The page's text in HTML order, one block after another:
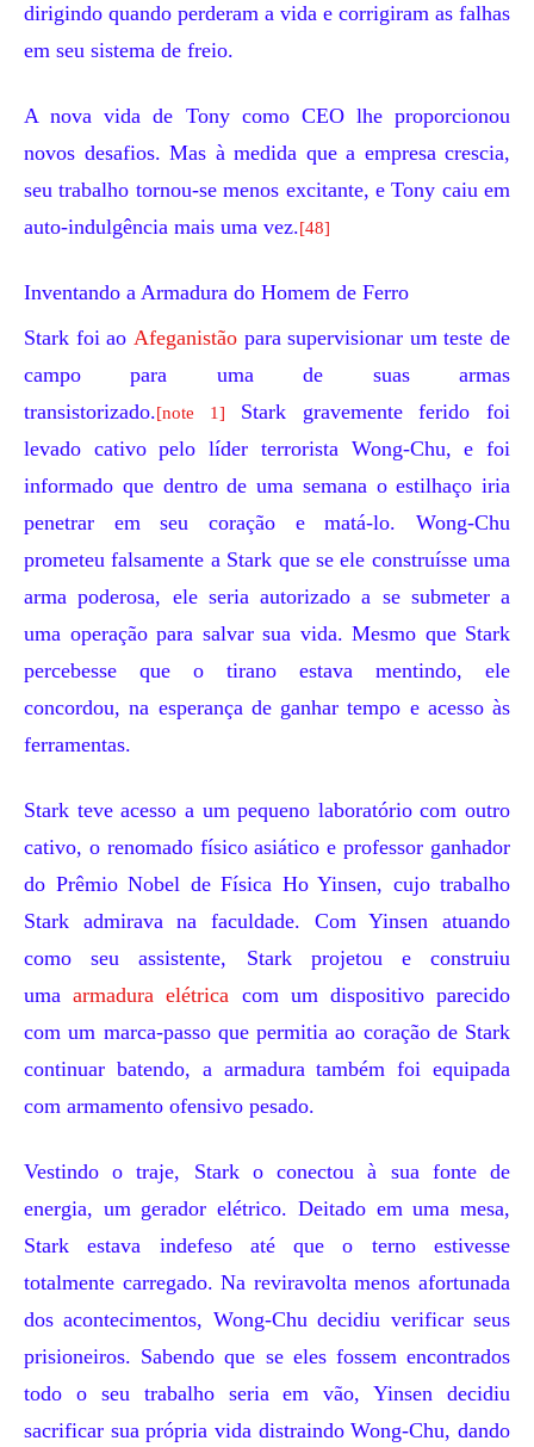
dirigindo quando perderam a vida e corrigiram as falhas
em seu sistema de freio.
A nova vida de Tony como CEO lhe proporcionou
novos desafios. Mas à medida que a empresa crescia,
seu trabalho tornou-se menos excitante, e Tony caiu em
auto-indulgência mais uma vez.[48]
Inventando a Armadura do Homem de Ferro
Stark foi ao Afeganistãopara supervisionar um teste de
campo para uma de suas armas
transistorizado.[note 1]
Stark gravemente ferido foi
levado cativo pelo líder terrorista Wong-Chu, e foi
informado que dentro de uma semana o estilhaço iria
penetrar em seu coração e matá-lo. Wong-Chu
prometeu falsamente a Stark que se ele construísse uma
arma poderosa, ele seria autorizado a se submeter a
uma operação para salvar sua vida. Mesmo que Stark
percebesse que o tirano estava mentindo, ele
concordou, na esperança de ganhar tempo e acesso às
ferramentas.
Stark teve acesso a um pequeno laboratório com outro
cativo, o renomado físico asiático e professor ganhador
do Prêmio Nobel de Física Ho Yinsen, cujo trabalho
Stark admirava na faculdade. Com Yinsen atuando
como seu assistente, Stark projetou e construiu
umaarmadura elétrica com um dispositivo parecido
com um marca-passo que permitia ao coração de Stark
continuar batendo, a armadura também foi equipada
com armamento ofensivo pesado.
Vestindo o traje, Stark o conectou à sua fonte de
energia, um gerador elétrico. Deitado em uma mesa,
Stark estava indefeso até que o terno estivesse
totalmente carregado. Na reviravolta menos afortunada
dos acontecimentos, Wong-Chu decidiu verificar seus
prisioneiros. Sabendo que se eles fossem encontrados
todo o seu trabalho seria em vão, Yinsen decidiu
sacrificar sua própria vida distraindo Wong-Chu, dando